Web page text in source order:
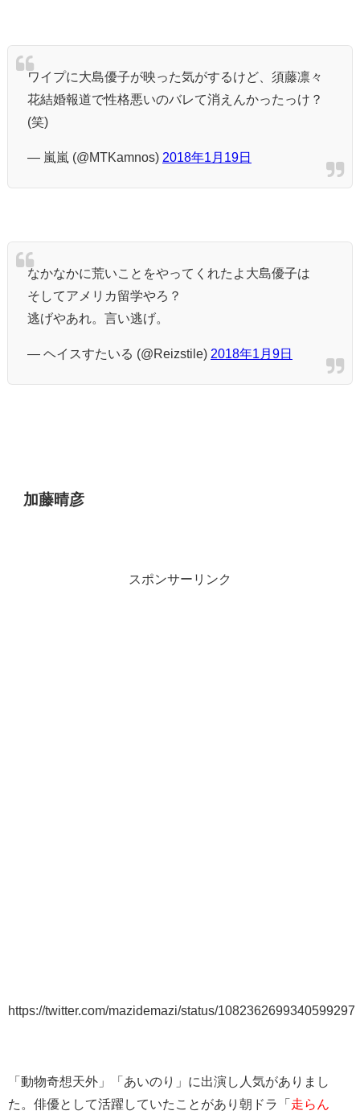
ワイプに大島優子が映った気がするけど、須藤凛々
花結婚報道で性格悪いのバレて消えんかったっけ？
(笑)
— 嵐嵐 (@MTKamnos) 2018年1月19日
なかなかに荒いことをやってくれたよ大島優子は
そしてアメリカ留学やろ？
逃げやあれ。言い逃げ。
— ヘイスすたいる (@Reizstile) 2018年1月9日
加藤晴彦
スポンサーリンク
https://twitter.com/mazidemazi/status/1082362699340599297
「動物奇想天外」「あいのり」に出演し人気がありまし
た。俳優として活躍していたことがあり朝ドラ「 走らん